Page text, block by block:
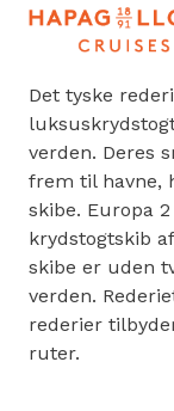
Det tyske
verden. Deres
frem til havne,
skibe. Europa
krydstogtskib
skibe er uden
verden.
rederier
ruter.